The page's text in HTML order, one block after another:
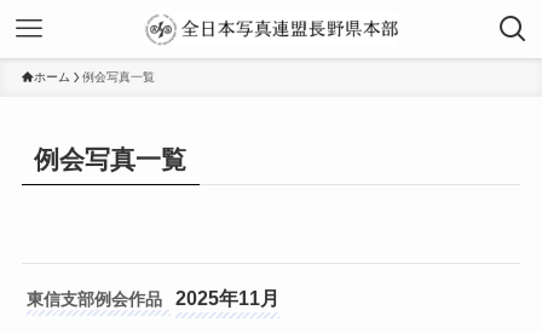
ホーム 例会写真一覧
例会写真一覧
東信支部 2025年11月